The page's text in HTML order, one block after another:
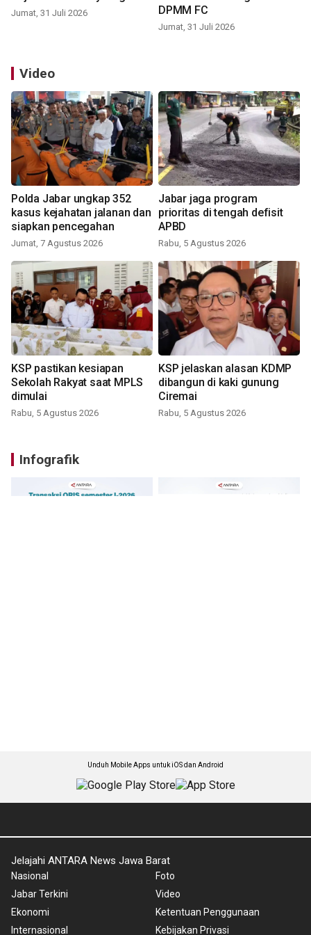
Jumat, 31 Juli 2026
DPMM FC
Jumat, 31 Juli 2026
Video
Polda Jabar ungkap 352
kasus kejahatan jalanan dan
siapkan pencegahan
Jumat, 7 Agustus 2026
Jabar jaga program
prioritas di tengah defisit
APBD
Rabu, 5 Agustus 2026
KSP pastikan kesiapan
Sekolah Rakyat saat MPLS
dimulai
Rabu, 5 Agustus 2026
KSP jelaskan alasan KDMP
dibangun di kaki gunung
Ciremai
Rabu, 5 Agustus 2026
Infografik
Unduh Mobile Apps untuk iOS dan Android
Jelajahi ANTARA News Jawa Barat
Nasional
Jabar Terkini
Ekonomi
Internasional
Foto
Video
Ketentuan Penggunaan
Kebijakan Privasi